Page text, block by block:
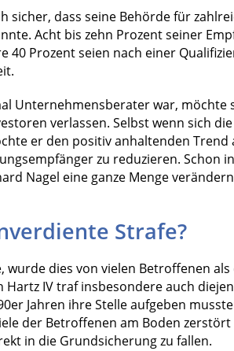
sicher, dass seine Behörde für
Acht bis zehn Prozent seiner
Prozent seien nach einer
Unternehmensberater war, möchte
verlassen. Selbst wenn sich
er den positiv anhaltenden
zu reduzieren. Schon
Nagel eine ganze Menge
Strafe?
wurde dies von vielen Betroffenen
IV traf insbesondere auch
Jahren ihre Stelle aufgeben
der Betroffenen am Boden
in die Grundsicherung zu fallen.